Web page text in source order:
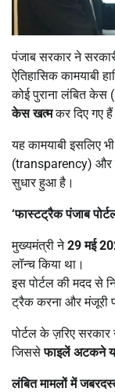
पंजाब सरकार ने
ऐतिहासिक कामयाबी
कोई पुराना लंबित केस
केस खत्मकर दिए गए
यह कामयाबी इसलिए
(transparency) और
सुधार हुआ है।
‘फास्टट्रैक पंजाब
मुख्यमंत्री ने29मई
लॉन्च किया था।
इस पोर्टल की मदद से
ट्रैक करना और मंजूरी
पोर्टल के ज़रिए सरकार
जिससेफाइलें अटकने
लंबित मामलों में